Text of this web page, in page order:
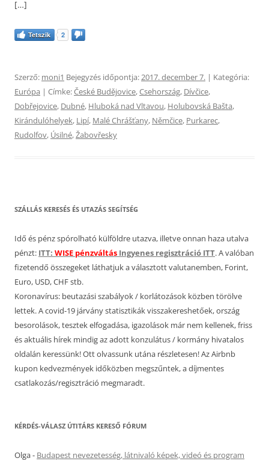
[…]
Tetszik 2
Szerző: moni1 Bejegyzés időpontja:2017. december 7. | Kategória:
Európa | Címke:České Budějovice,Csehország, Dívčice,
Dobřejovice, Dubné, Hluboká nad Vltavou, Holubovská Bašta,
Kirándulóhelyek, Lipí, Malé Chrášťany, Němčice, Purkarec,
Rudolfov, Úsilné,Žabovřesky
SZÁLLÁS KERESÉS ÉS UTAZÁS SEGÍTSÉG
Idő és pénz spórolható külföldre utazva, illetve onnan haza utalva
pénzt: ITT: WISE pénzváltás Ingyenes regisztráció ITT. A valóban
fizetendő összegeket láthatjuk a választott valutanemben, Forint,
Euro, USD, CHF stb.
Koronavírus: beutazási szabályok / korlátozások közben törölve
lettek. A covid-19 járvány statisztikák visszakereshetőek, ország
besorolások, tesztek elfogadása, igazolások már nem kellenek, friss
és aktuális hírek mindig az adott konzulátus / kormány hivatalos
oldalán keressünk! Ott olvassunk utána részletesen! Az Airbnb
kupon kedvezmények időközben megszűntek, a díjmentes
csatlakozás/regisztráció megmaradt.
KÉRDÉS-VÁLASZ ÚTITÁRS KERESŐ FÓRUM
Olga- Budapest nevezetesség, látnivaló képek, videó és program